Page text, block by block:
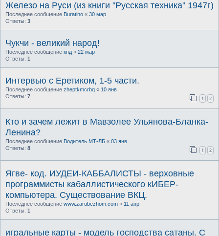
Железо на Руси (из книги "Русская техника" 1947г)
Последнее сообщение Buratino « 30 мар
Ответы: 3
Чукчи - великий народ!
Последнее сообщение кпд « 22 мар
Ответы: 1
Интервью с Еретиком, 1-5 части.
Последнее сообщение zheptkmcrbq « 10 янв
Ответы: 7 1 2
Кто и зачем лежит в Мавзолее Ульянова-Бланка-
Ленина?
Последнее сообщение Водитель МТ-ЛБ « 03 янв
Ответы: 8 1 2
Ягве- код. ИУДЕИ-КАББАЛИСТЫ - верховные
программисты кабаллистического кИБЕР-
компьютера. Существование ВКЦ.
Последнее сообщение www.zarubezhom.com « 11 апр
Ответы: 1
игральные карты - модель господства сатаны. С